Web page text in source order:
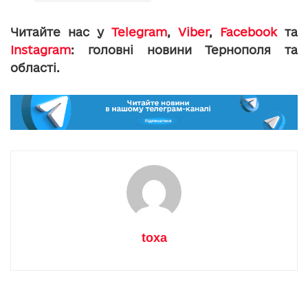
Читайте нас у Telegram, Viber, Facebookта
Instagram: головні новини Тернополя та
області.
toxa